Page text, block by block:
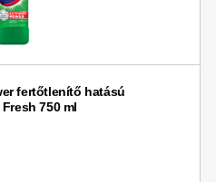
fertőtlenítő hatású
750 ml